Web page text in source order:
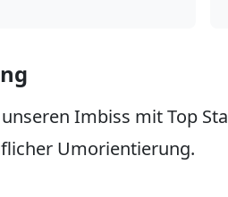
Imbiss mit Top
Umorientierung.